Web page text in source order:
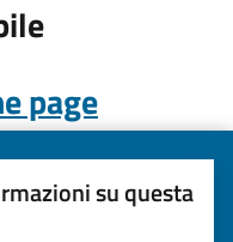
page
su questa